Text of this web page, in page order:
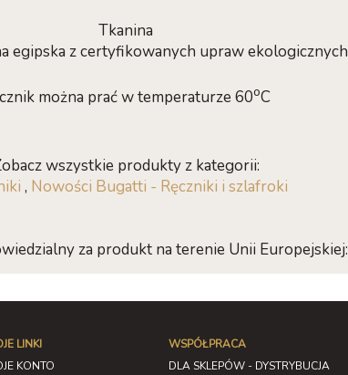
Tkanina
egipska z certyfikowanych upraw ekologicznych
można prać w temperaturze 60oC
wszystkie produkty z kategorii:
, Nowości Bugatti - Ręczniki i szlafroki
za produkt na terenie Unii Europejskiej:
LINKI
KONTO
WSPÓŁPRACA
DLA SKLEPÓW - DYSTRYBUCJA